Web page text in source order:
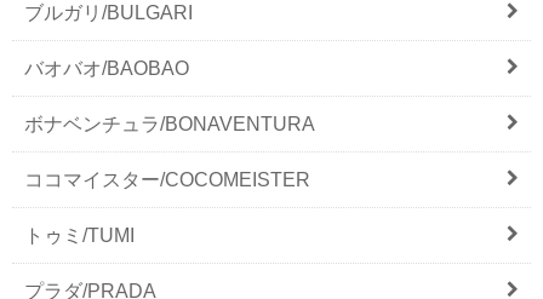
ブルガリ/BULGARI
バオバオ/BAOBAO
ボナベンチュラ/BONAVENTURA
ココマイスター/COCOMEISTER
トゥミ/TUMI
プラダ/PRADA